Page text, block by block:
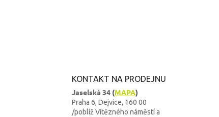
KONTAKT NA PRODEJNU
Jaselská 34 (MAPA)
Praha 6, Dejvice, 160 00
/poblíž Vítězného náměstí a